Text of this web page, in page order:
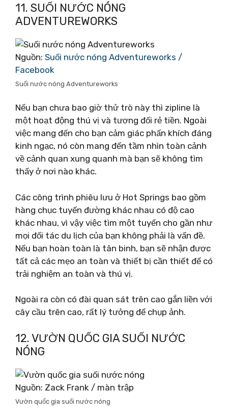
11. SUỐI NƯỚC NÓNG
ADVENTUREWORKS
Nguồn: Suối nước nóng Adventureworks /
Facebook
Suối nước nóng Adventureworks
Nếu bạn chưa bao giờ thử trò này thì zipline là
một hoạt động thú vị và tương đối rẻ tiền. Ngoài
việc mang đến cho bạn cảm giác phấn khích đáng
kinh ngạc, nó còn mang đến tầm nhìn toàn cảnh
về cảnh quan xung quanh mà bạn sẽ không tìm
thấy ở nơi nào khác.
Các công trình phiêu lưu ở Hot Springs bao gồm
hàng chục tuyến đường khác nhau có độ cao
khác nhau, vì vậy việc tìm một tuyến cho gần như
mọi đối tác du lịch của bạn không phải là vấn đề.
Nếu bạn hoàn toàn là tân binh, bạn sẽ nhận được
tất cả các mẹo an toàn và thiết bị cần thiết để có
trải nghiệm an toàn và thú vị.
Ngoài ra còn có đài quan sát trên cao gắn liền với
cây cầu trên cao, rất lý tưởng để chụp ảnh.
12. VƯỜN QUỐC GIA SUỐI NƯỚC
NÓNG
Nguồn: Zack Frank / màn trập
Vườn quốc gia suối nước nóng